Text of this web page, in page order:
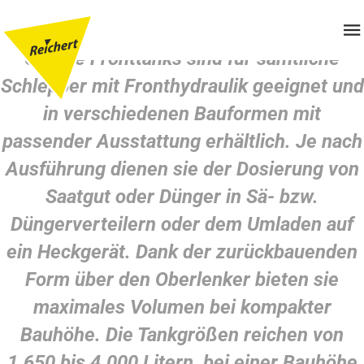
FRONTTANK
Unsere Fronttanks sind für sämtliche
Schlepper mit Fronthydraulik geeignet und
in verschiedenen Bauformen mit
passender Ausstattung erhältlich. Je nach
Ausführung dienen sie der Dosierung von
Saatgut oder Dünger in Sä- bzw.
Düngerverteilern oder dem Umladen auf
ein Heckgerät. Dank der zurückbauenden
Form über den Oberlenker bieten sie
maximales Volumen bei kompakter
Bauhöhe. Die Tankgrößen reichen von